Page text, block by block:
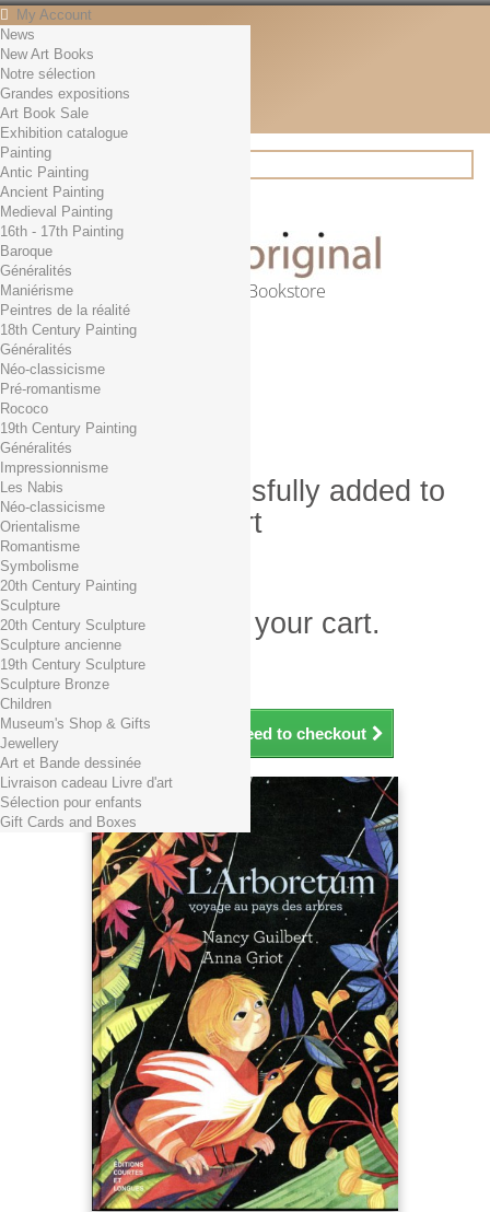
My Account
Contact
English
English
Français
News
Search
Online Art Bookstore
Cart (empty)
No products
Free shipping!
0,00 € Total
Check out
Product successfully added to
your shopping cart
Quantity
Total
There is 1 item in your cart.
Total products (tax incl.)
Total shipping TTC
Total (tax incl.)
Continue shopping Proceed to checkout
News
New Art Books
Notre sélection
Grandes expositions
Art Book Sale
Exhibition catalogue
Painting
Antic Painting
Ancient Painting
Medieval Painting
16th - 17th Painting
Baroque
Généralités
Maniérisme
Peintres de la réalité
18th Century Painting
Généralités
Néo-classicisme
Pré-romantisme
Rococo
19th Century Painting
Généralités
Impressionnisme
Les Nabis
Néo-classicisme
Orientalisme
Romantisme
Symbolisme
20th Century Painting
Sculpture
20th Century Sculpture
Sculpture ancienne
19th Century Sculpture
Sculpture Bronze
Children
Museum's Shop & Gifts
Jewellery
Art et Bande dessinée
Livraison cadeau Livre d'art
Sélection pour enfants
Gift Cards and Boxes